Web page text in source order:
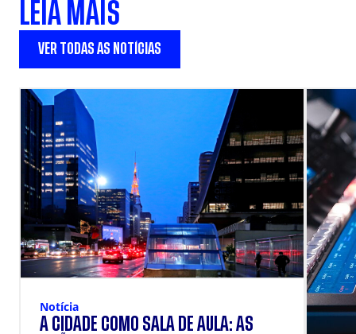
LEIA MAIS
VER TODAS AS NOTÍCIAS
Notícia
A CIDADE COMO SALA DE AULA: AS